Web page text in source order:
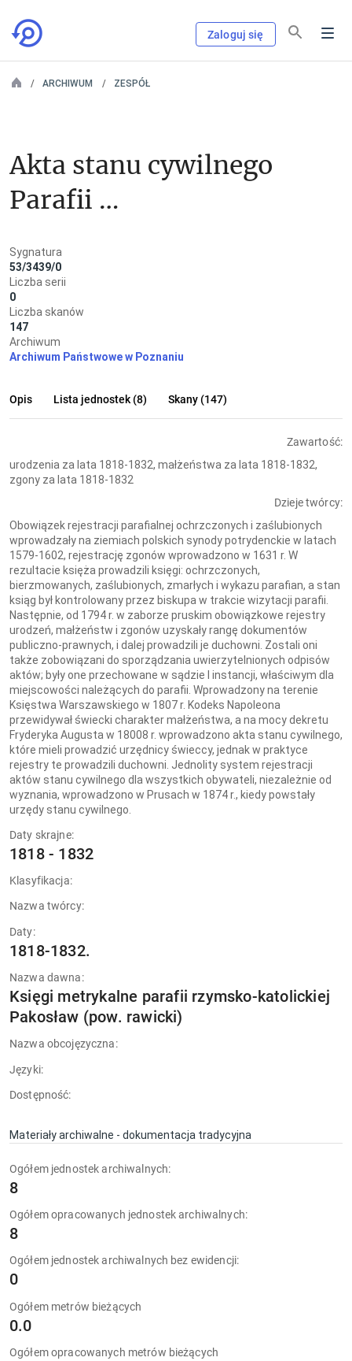
Zaloguj się
ARCHIWUM ZESPÓŁ
Akta stanu cywilnego
Parafii
Pakosław (pow.
rawicki)
Sygnatura
53/3439/0
Liczba serii
0
Liczba skanów
147
Archiwum
Archiwum Państwowe w Poznaniu
Opis Lista jednostek (8) Skany (147)
Zawartość:
urodzenia za lata 1818-1832, małżeństwa za lata 1818-1832,
zgony za lata 1818-1832
Dzieje twórcy:
Obowiązek rejestracji parafialnej ochrzczonych i zaślubionych
wprowadzały na ziemiach polskich synody potrydenckie w latach
1579-1602, rejestrację zgonów wprowadzono w 1631 r. W
rezultacie księża prowadzili księgi: ochrzczonych,
bierzmowanych, zaślubionych, zmarłych i wykazu parafian, a stan
ksiąg był kontrolowany przez biskupa w trakcie wizytacji parafii.
Następnie, od 1794 r. w zaborze pruskim obowiązkowe rejestry
urodzeń, małżeństw i zgonów uzyskały rangę dokumentów
publiczno-prawnych, i dalej prowadzili je duchowni. Zostali oni
także zobowiązani do sporządzania uwierzytelnionych odpisów
aktów; były one przechowane w sądzie I instancji, właściwym dla
miejscowości należących do parafii. Wprowadzony na terenie
Księstwa Warszawskiego w 1807 r. Kodeks Napoleona
przewidywał świecki charakter małżeństwa, a na mocy dekretu
Fryderyka Augusta w 18008 r. wprowadzono akta stanu cywilnego,
które mieli prowadzić urzędnicy świeccy, jednak w praktyce
rejestry te prowadzili duchowni. Jednolity system rejestracji
aktów stanu cywilnego dla wszystkich obywateli, niezależnie od
wyznania, wprowadzono w Prusach w 1874 r., kiedy powstały
urzędy stanu cywilnego.
Daty skrajne:
1818 - 1832
Klasyfikacja:
Nazwa twórcy:
Daty:
1818-1832.
Nazwa dawna:
Księgi metrykalne parafii rzymsko-katolickiej
Pakosław (pow. rawicki)
Nazwa obcojęzyczna:
Języki:
Dostępność:
Materiały archiwalne - dokumentacja tradycyjna
Ogółem jednostek archiwalnych:
8
Ogółem opracowanych jednostek archiwalnych:
8
Ogółem jednostek archiwalnych bez ewidencji:
0
Ogółem metrów bieżących
0.0
Ogółem opracowanych metrów bieżących